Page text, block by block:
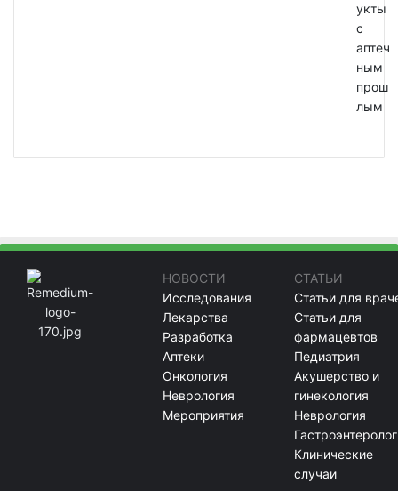
укты
с
аптеч
ным
прош
лым
НОВОСТИ
Исследования
Лекарства
Разработка
Аптеки
Онкология
Неврология
Мероприятия
СТАТЬИ
Статьи для
Статьи для
фармацевтов
Педиатрия
Акушерство и
гинекология
Неврология
Клинические
случаи